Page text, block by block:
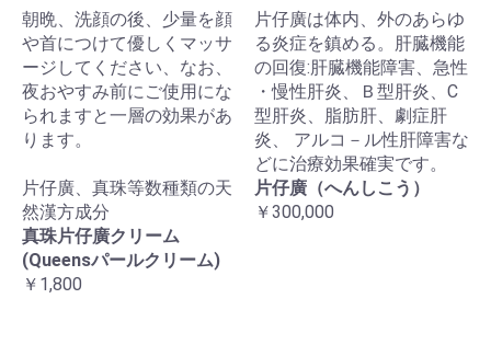
朝晩、洗顔の後、少量を顔
や首につけて優しくマッサ
ージしてください、なお、
夜おやすみ前にご使用にな
られますと一層の効果があ
ります。
片仔廣、真珠等数種類の天
然漢方成分
真珠片仔廣クリーム
(Queensパールクリーム)
￥1,800
片仔廣は体内、外のあらゆ
る炎症を鎮める。肝臓機能
の回復:肝臓機能障害、急性
・慢性肝炎、Ｂ型肝炎、C
型肝炎、脂肪肝、劇症肝
炎、 アルコ－ル性肝障害な
どに治療効果確実です。
片仔廣（へんしこう）
￥300,000